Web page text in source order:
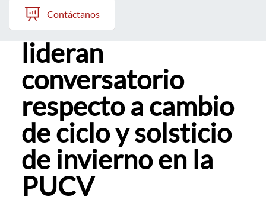
Quiénes somos
Nuestros Programas
Investigación
Recursos
Contáctanos
Mujeres Indígenas
lideran
conversatorio
respecto a cambio
de ciclo y solsticio
de invierno en la
PUCV